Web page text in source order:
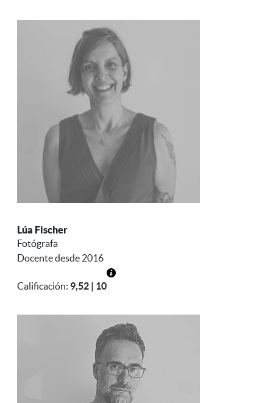
Lúa Fischer
Fotógrafa
Docente desde 2016
Calificación: 9,52 | 10